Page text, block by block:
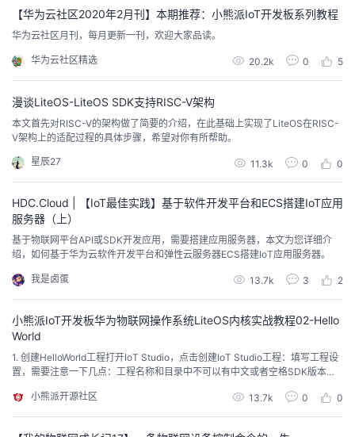
课
程
的
认
我
的
验
我
收
藏
术
云
议
【华为云社区2020年2月刊】本期推荐：小熊派IoT开发板系列教程
华为云社区月刊，每月更新一刊，欢迎大家品读。
华为云社区精选 20.2k 0 5
漫谈LiteOS-LiteOS SDK支持RISC-V架构
本文首先对RISC-V的架构做了简要的介绍，在此基础上实现了LiteOS在RISC-
V架构上的适配过程的具体步骤，希望对你有所帮助。
星辰27 11.3k 0 0
HDC.Cloud | 【IoT最佳实践】基于软件开发平台和ECS搭建IoT应用
服务器（上）
基于物联网平台API或SDK开发应用，需要搭建应用服务器，本文为您详细介
绍，如何基于华为云软件开发平台和弹性云服务器ECS搭建IoT应用服务器。
我是卤蛋 13.7k 3 2
小熊派IoT开发板华为物联网操作系统LiteOS内核实战教程02-Hello
World
1. 创建HelloWorld工程打开IoT Studio，点击创建IoT Studio工程：填写工程设
置，需要注意一下几点：工程名称和目录中不可以有中文或者空格SDK版本选
示例工程选择hello_world_demo创建完成之后进入IoT Studio界面如图：2. IoT
_LINK SDK在创...
小熊派开源社区 13.7k 0 0